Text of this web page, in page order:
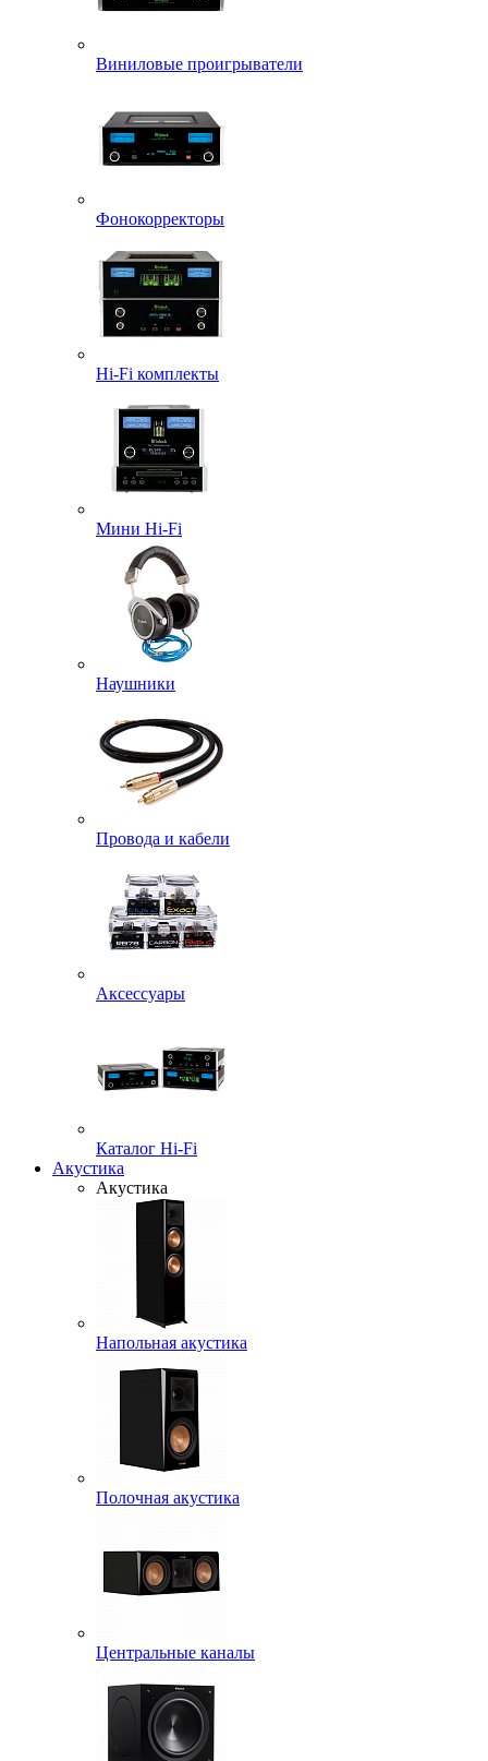
Виниловые проигрыватели
Фонокорректоры
Hi-Fi комплекты
Мини Hi-Fi
Наушники
Провода и кабели
Аксессуары
Каталог Hi-Fi
Акустика
Акустика
Напольная акустика
Полочная акустика
Центральные каналы